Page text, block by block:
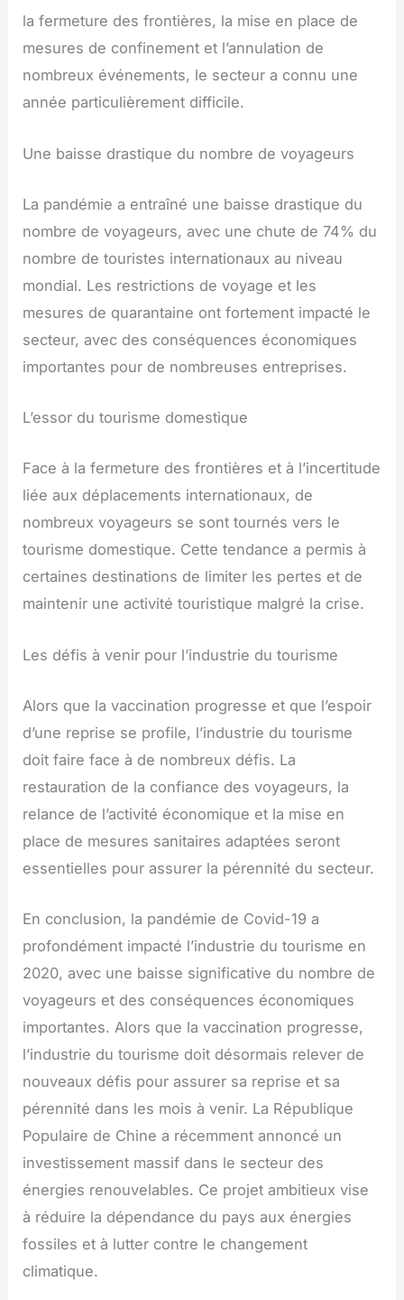
la fermeture des frontières, la mise en place de
mesures de confinement et l’annulation de
nombreux événements, le secteur a connu une
année particulièrement difficile.
Une baisse drastique du nombre de voyageurs
La pandémie a entraîné une baisse drastique du
nombre de voyageurs, avec une chute de 74% du
nombre de touristes internationaux au niveau
mondial. Les restrictions de voyage et les
mesures de quarantaine ont fortement impacté le
secteur, avec des conséquences économiques
importantes pour de nombreuses entreprises.
L’essor du tourisme domestique
Face à la fermeture des frontières et à l’incertitude
liée aux déplacements internationaux, de
nombreux voyageurs se sont tournés vers le
tourisme domestique. Cette tendance a permis à
certaines destinations de limiter les pertes et de
maintenir une activité touristique malgré la crise.
Les défis à venir pour l’industrie du tourisme
Alors que la vaccination progresse et que l’espoir
d’une reprise se profile, l’industrie du tourisme
doit faire face à de nombreux défis. La
restauration de la confiance des voyageurs, la
relance de l’activité économique et la mise en
place de mesures sanitaires adaptées seront
essentielles pour assurer la pérennité du secteur.
En conclusion, la pandémie de Covid-19 a
profondément impacté l’industrie du tourisme en
2020, avec une baisse significative du nombre de
voyageurs et des conséquences économiques
importantes. Alors que la vaccination progresse,
l’industrie du tourisme doit désormais relever de
nouveaux défis pour assurer sa reprise et sa
pérennité dans les mois à venir. La République
Populaire de Chine a récemment annoncé un
investissement massif dans le secteur des
énergies renouvelables. Ce projet ambitieux vise
à réduire la dépendance du pays aux énergies
fossiles et à lutter contre le changement
climatique.